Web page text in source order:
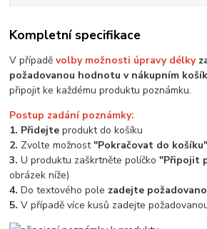
Kompletní specifikace
V případěvolby možnosti úpravy délky
požadovanou hodnotu v nákupním
připojit ke každému produktu poznámku.
Postup zadání poznámky:
1. Přidejte produkt do košíku
2. Zvolte možnost"Pokračovat do košíku"
3.U produktu zaškrtněte políčko"Připojit
obrázek níže)
4.Do textového pole zadejte
5.V případě více kusů zadejte